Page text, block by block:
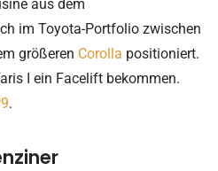
aus dem
im Toyota-Portfolio zwischen
größeren Corolla positioniert.
I ein Facelift bekommen.
.